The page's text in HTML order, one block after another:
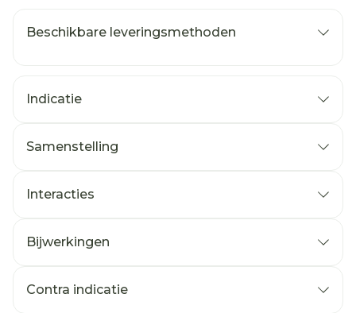
Beschikbare leveringsmethoden
Indicatie
Samenstelling
Interacties
Bijwerkingen
Contra indicatie